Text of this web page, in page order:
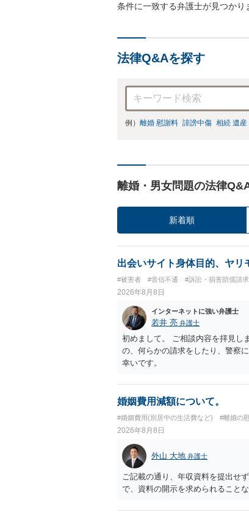
条件に一致する弁護士が見つかり
法律Q&Aを探す
例） 離婚 慰謝料 誹謗中傷 相続 遺産
離婚・男女問題の法律
新着順
出会いサイト身体目的、ヤリ
#被害者 #音信不通 #訴訟・損害賠償請求
2026年8月8日
インターネットに強い弁護士
若井 亮 弁護士
初めまして。 ご相談内容を拝見し
の、何らかの請求をしたり、警察
幸いです。
婚姻費用減額について。
#婚姻費用(別居中の生活費など) #離婚の
2026年8月8日
外山 大地 弁護士
ご記載の通り、年収資料を提出せ
で、資料の開示を求められることな